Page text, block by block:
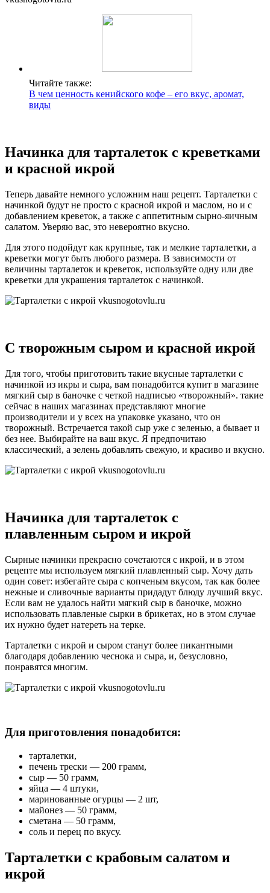
Читайте также:
В чем ценность кенийского кофе – его вкус, аромат,
виды
Начинка для тарталеток с креветками
и красной икрой
Теперь давайте немного усложним наш рецепт. Тарталетки с
начинкой будут не просто с красной икрой и маслом, но и с
добавлением креветок, а также с аппетитным сырно-яичным
салатом. Уверяю вас, это невероятно вкусно.
Для этого подойдут как крупные, так и мелкие тарталетки, а
креветки могут быть любого размера. В зависимости от
величины тарталеток и креветок, используйте одну или две
креветки для украшения тарталеток с начинкой.
С творожным сыром и красной икрой
Для того, чтобы приготовить такие вкусные тарталетки с
начинкой из икры и сыра, вам понадобится купит в магазине
мягкий сыр в баночке с четкой надписью «творожный». такие
сейчас в наших магазинах представляют многие
производители и у всех на упаковке указано, что он
творожный. Встречается такой сыр уже с зеленью, а бывает и
без нее. Выбирайте на ваш вкус. Я предпочитаю
классический, а зелень добавлять свежую, и красиво и вкусно.
Начинка для тарталеток с
плавленным сыром и икрой
Сырные начинки прекрасно сочетаются с икрой, и в этом
рецепте мы используем мягкий плавленный сыр. Хочу дать
один совет: избегайте сыра с копченым вкусом, так как более
нежные и сливочные варианты придадут блюду лучший вкус.
Если вам не удалось найти мягкий сыр в баночке, можно
использовать плавленые сырки в брикетах, но в этом случае
их нужно будет натереть на терке.
Тарталетки с икрой и сыром станут более пикантными
благодаря добавлению чеснока и сыра, и, безусловно,
понравятся многим.
Для приготовления понадобится:
тарталетки,
печень трески — 200 грамм,
сыр — 50 грамм,
яйца — 4 штуки,
маринованные огурцы — 2 шт,
майонез — 50 грамм,
сметана — 50 грамм,
соль и перец по вкусу.
Тарталетки с крабовым салатом и
икрой